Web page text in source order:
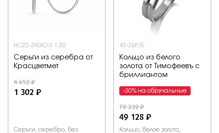
НС22-390Ю-3 1,50
Серьги из серебра от
Красцветмет
4 652 ₽
1 302 ₽
Серьги, серебро, без
43-3БР/Б
Кольцо из белого
золота от Тимофеевъ с
бриллиантом
-30% на обручальные
79 239 ₽
49 128 ₽
Кольцо, белое золото,